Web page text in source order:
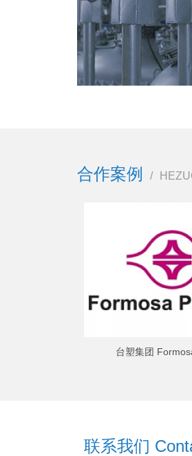
合作案例 /
台塑集团
联系我们